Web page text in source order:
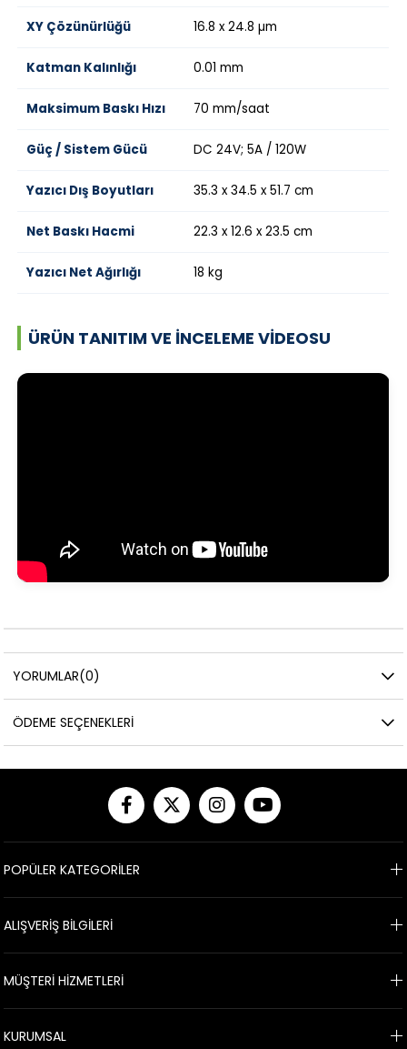
XY Çözünürlüğü 16.8 x 24.8 µm
Katman Kalınlığı 0.01 mm
Maksimum Baskı Hızı 70 mm/saat
Güç / Sistem Gücü DC 24V; 5A / 120W
Yazıcı Dış Boyutları 35.3 x 34.5 x 51.7 cm
Net Baskı Hacmi 22.3 x 12.6 x 23.5 cm
Yazıcı Net Ağırlığı 18 kg
ÜRÜN TANITIM VE İNCELEME VIDEOSU
YORUMLAR(0)
ÖDEME SEÇENEKLERI
POPÜLER KATEGORİLER
ALIŞVERİŞ BİLGİLERİ
MÜŞTERİ HİZMETLERİ
KURUMSAL